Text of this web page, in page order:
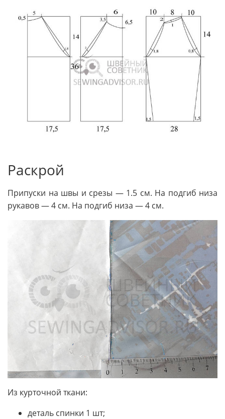
Раскрой
Припуски на швы и срезы — 1.5 см. На подгиб низа
рукавов — 4 см. На подгиб низа — 4 см.
Из курточной ткани:
деталь спинки 1 шт;